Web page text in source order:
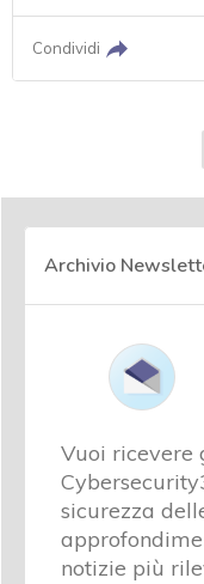
Condividi
Archivio
Vuoi ricevere
sicurezza
notizie più